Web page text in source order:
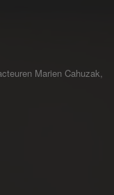
Marien Cahuzak,